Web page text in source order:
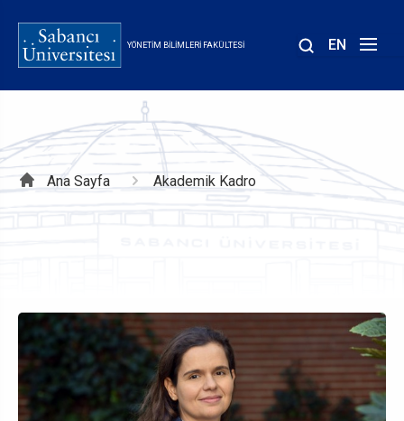
içeriğe
YÖNETIM BILIMLERI FAKÜLTESI EN
Sayfa
Ana Sayfa Akademik Kadro